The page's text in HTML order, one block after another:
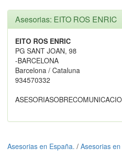
Asesorias: EITO ROS ENRIC
EITO ROS ENRIC
PG SANT JOAN, 98
-BARCELONA
Barcelona / Cataluna
934570332
Asesorias en España. / Asesorias